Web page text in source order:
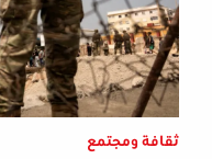
ثقافة ومجتمع